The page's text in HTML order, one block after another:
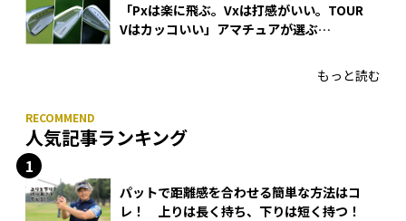
「Pxは楽に飛ぶ。Vxは打感がいい。TOUR
Vはカッコいい」アマチュアが選ぶ
もっと読む
人気記事ランキング
パットで距離感を合わせる簡単な方法はコ
レ！ 上りは長く持ち、下りは短く持つ！